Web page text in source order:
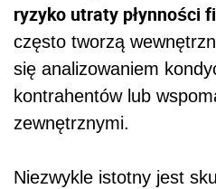
ryzyko utraty płynności
często tworzą
się analizowaniem
kontrahentów lub
zewnętrznymi.
Niezwykle istotny jest